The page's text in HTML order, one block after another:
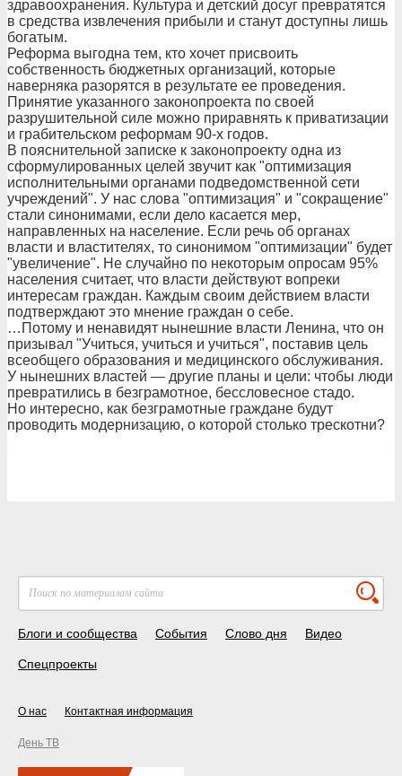
здравоохранения. Культура и детский досуг превратятся
в средства извлечения прибыли и станут доступны лишь
богатым.
Реформа выгодна тем, кто хочет присвоить
собственность бюджетных организаций, которые
наверняка разорятся в результате ее проведения.
Принятие указанного законопроекта по своей
разрушительной силе можно приравнять к приватизации
и грабительском реформам 90-х годов.
В пояснительной записке к законопроекту одна из
сформулированных целей звучит как "оптимизация
исполнительными органами подведомственной сети
учреждений". У нас слова "оптимизация" и "сокращение"
стали синонимами, если дело касается мер,
направленных на население. Если речь об органах
власти и властителях, то синонимом "оптимизации" будет
"увеличение". Не случайно по некоторым опросам 95%
населения считает, что власти действуют вопреки
интересам граждан. Каждым своим действием власти
подтверждают это мнение граждан о себе.
…Потому и ненавидят нынешние власти Ленина, что он
призывал "Учиться, учиться и учиться", поставив цель
всеобщего образования и медицинского обслуживания.
У нынешних властей — другие планы и цели: чтобы люди
превратились в безграмотное, бессловесное стадо.
Но интересно, как безграмотные граждане будут
проводить модернизацию, о которой столько трескотни?
Блоги и сообщества События Слово дня Видео
Спецпроекты
О нас Контактная информация
День ТВ